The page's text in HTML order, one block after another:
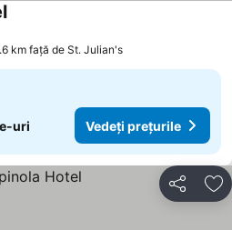
km faţă de St. Julian's
uri Vedeți prețurile
Distribuiți